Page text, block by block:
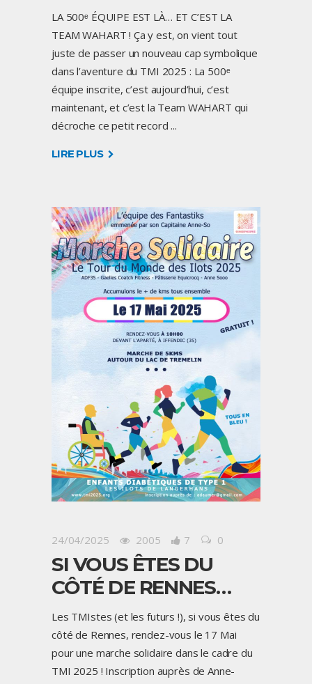
LA 500ᵉ ÉQUIPE EST LÀ… ET C’EST LA
TEAM WAHART ! Ça y est, on vient tout
juste de passer un nouveau cap symbolique
dans l’aventure du TMI 2025 : La 500ᵉ
équipe inscrite, c’est aujourd’hui, c’est
maintenant, et c’est la Team WAHART qui
décroche ce petit record
LIRE PLUS
24/04/2025 2005 7 0
SI VOUS ÊTES DU
CÔTÉ DE RENNES…
Les TMIstes (et les futurs !), si vous êtes du
côté de Rennes, rendez-vous le 17 Mai
pour une marche solidaire dans le cadre du
TMI 2025 ! Inscription auprès de Anne-